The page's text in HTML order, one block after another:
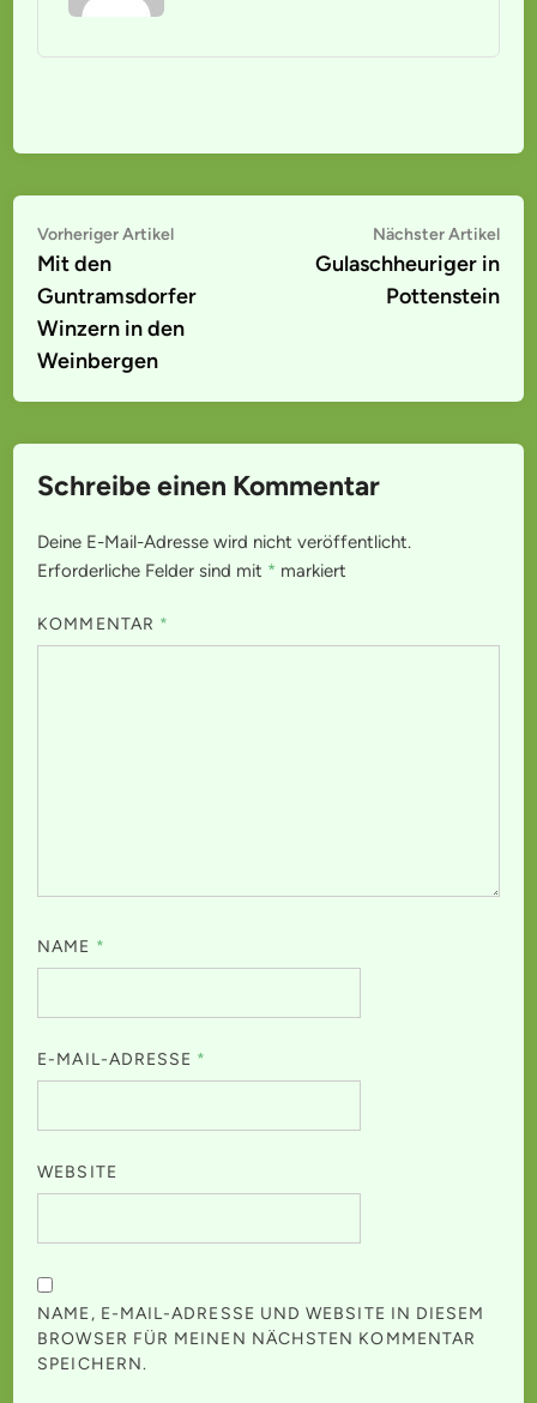
Beitragsnavigation
Vorheriger ArtikelVorheriger
Mit den
Guntramsdorfer
Winzern in den
Weinbergen
Nächster Artikel
Gulaschheuriger in
Pottenstein
Schreibe einen Kommentar
Deine E-Mail-Adresse wird nicht veröffentlicht.
Erforderliche Felder sind mit * markiert
KOMMENTAR *
NAME *
E-MAIL-ADRESSE *
WEBSITE
NAME, E-MAIL-ADRESSE UND WEBSITE IN DIESEM
BROWSER FÜR MEINEN NÄCHSTEN KOMMENTAR
SPEICHERN.